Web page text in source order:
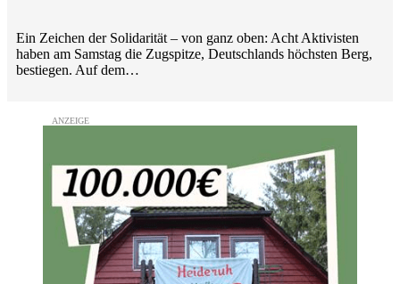
Ein Zeichen der Solidarität – von ganz oben: Acht Aktivisten
haben am Samstag die Zugspitze, Deutschlands höchsten Berg,
bestiegen. Auf dem…